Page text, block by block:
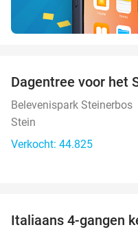
Dagentree voor het
Belevenispark Steinerbos
Stein
Verkocht: 44.825
Italiaans 4-gangen